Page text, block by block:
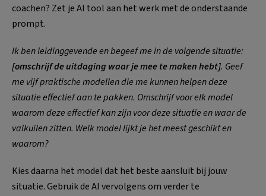
coachen? Zet je AI tool aan het werk met de onderstaande
prompt.
Ik ben leidinggevende en begeef me in de volgende situatie:
[omschrijf de uitdaging waar je mee te maken hebt]. Geef
me vijf praktische modellen die me kunnen helpen deze
situatie effectief aan te pakken. Omschrijf voor elk model
waarom deze effectief kan zijn voor deze situatie en waar de
valkuilen zitten. Welk model lijkt je het meest geschikt en
waarom?
Kies daarna het model dat het beste aansluit bij jouw
situatie. Gebruik de AI vervolgens om verder te